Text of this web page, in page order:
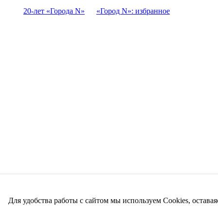
20-лет «Города N» «Город N»: избранное
Для удобства работы с сайтом мы используем Cookies,